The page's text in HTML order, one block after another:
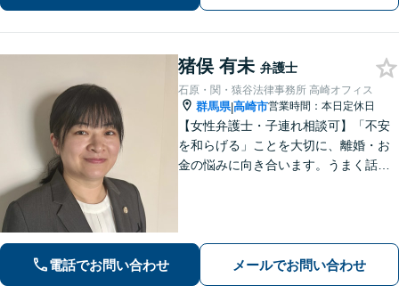
猪俣 有未 弁護士
石原・関・猿谷法律事務所 高崎オフィス
群馬県|高崎市営業時間：本日定休日
【女性弁護士・子連れ相談可】「不安
を和らげる」ことを大切に、離婚・お
金の悩みに向き合います。うまく話せ
電話でお問い合わせ メールでお問い合わせ